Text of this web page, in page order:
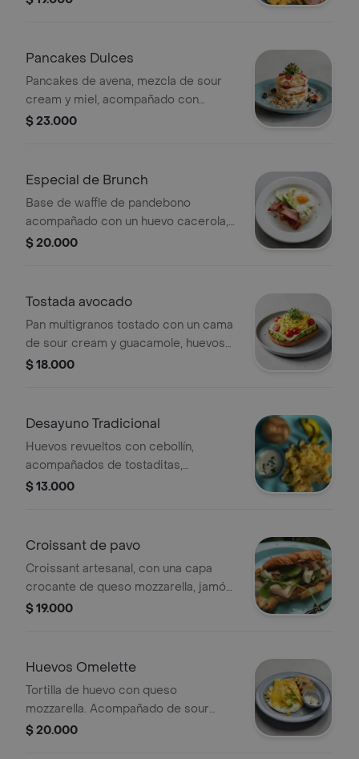
Pancakes Dulces
Pancakes de avena, mezcla de sour
cream y miel, acompañado con
banano, fresa arándanos, mermelada
$ 23.000
Especial de Brunch
Base de waffle de pandebono
acompañado con un huevo cacerola,
tocineta, aguacate, sour cream y
$ 20.000
Tostada avocado
Pan multigranos tostado con un cama
de sour cream y guacamole, huevos
revueltos con cebollín acompañado
$ 18.000
Desayuno Tradicional
Huevos revueltos con cebollín,
acompañados de tostaditas,
aguacate, sour cream y porción de
$ 13.000
Croissant de pavo
Croissant artesanal, con una capa
crocante de queso mozzarella, jamón
de pavo, mix de lechuga, queso de
acompañado con porción de fruta.
$ 19.000
Huevos Omelette
Tortilla de huevo con queso
mozzarella. Acompañado de sour
cream, tostaditas y porción de frutas.
$ 20.000